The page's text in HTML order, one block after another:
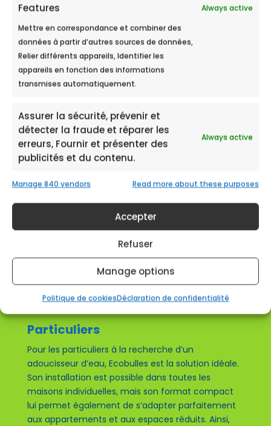
Features
Always active
Mettre en correspondance et combiner des
données à partir d’autres sources de données,
Relier différents appareils, Identifier les
appareils en fonction des informations
transmises automatiquement.
Assurer la sécurité, prévenir et
détecter la fraude et réparer les
erreurs, Fournir et présenter des
publicités et du contenu.
Always active
Manage 840 vendors Read more about these purposes
Accepter
Refuser
Manage options
Politique de cookiesDéclaration de confidentialité
La solution au CO₂
qui ?
besoins des particuliers à la recherche d’une
solution anti-calcaire pour leur foyer, mais
également aux exigences des entreprises
désireuses d’améliorer la qualité de leur eau
ainsi qu’aux besoins des collectivités et
municipalités.
Découvrir la gamme Ecobulles
Particuliers
Pour les particuliers à la recherche d’un
adoucisseur d’eau, Ecobulles est la solution idéale.
Son installation est possible dans toutes les
maisons individuelles, mais son format compact
lui permet également de s’adapter parfaitement
aux appartements et aux espaces réduits. Ainsi,